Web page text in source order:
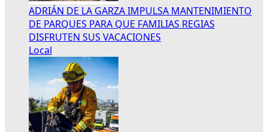
ADRIÁN DE LA GARZA IMPULSA MANTENIMIENTO
DE PARQUES PARA QUE FAMILIAS REGIAS
DISFRUTEN SUS VACACIONES
Local